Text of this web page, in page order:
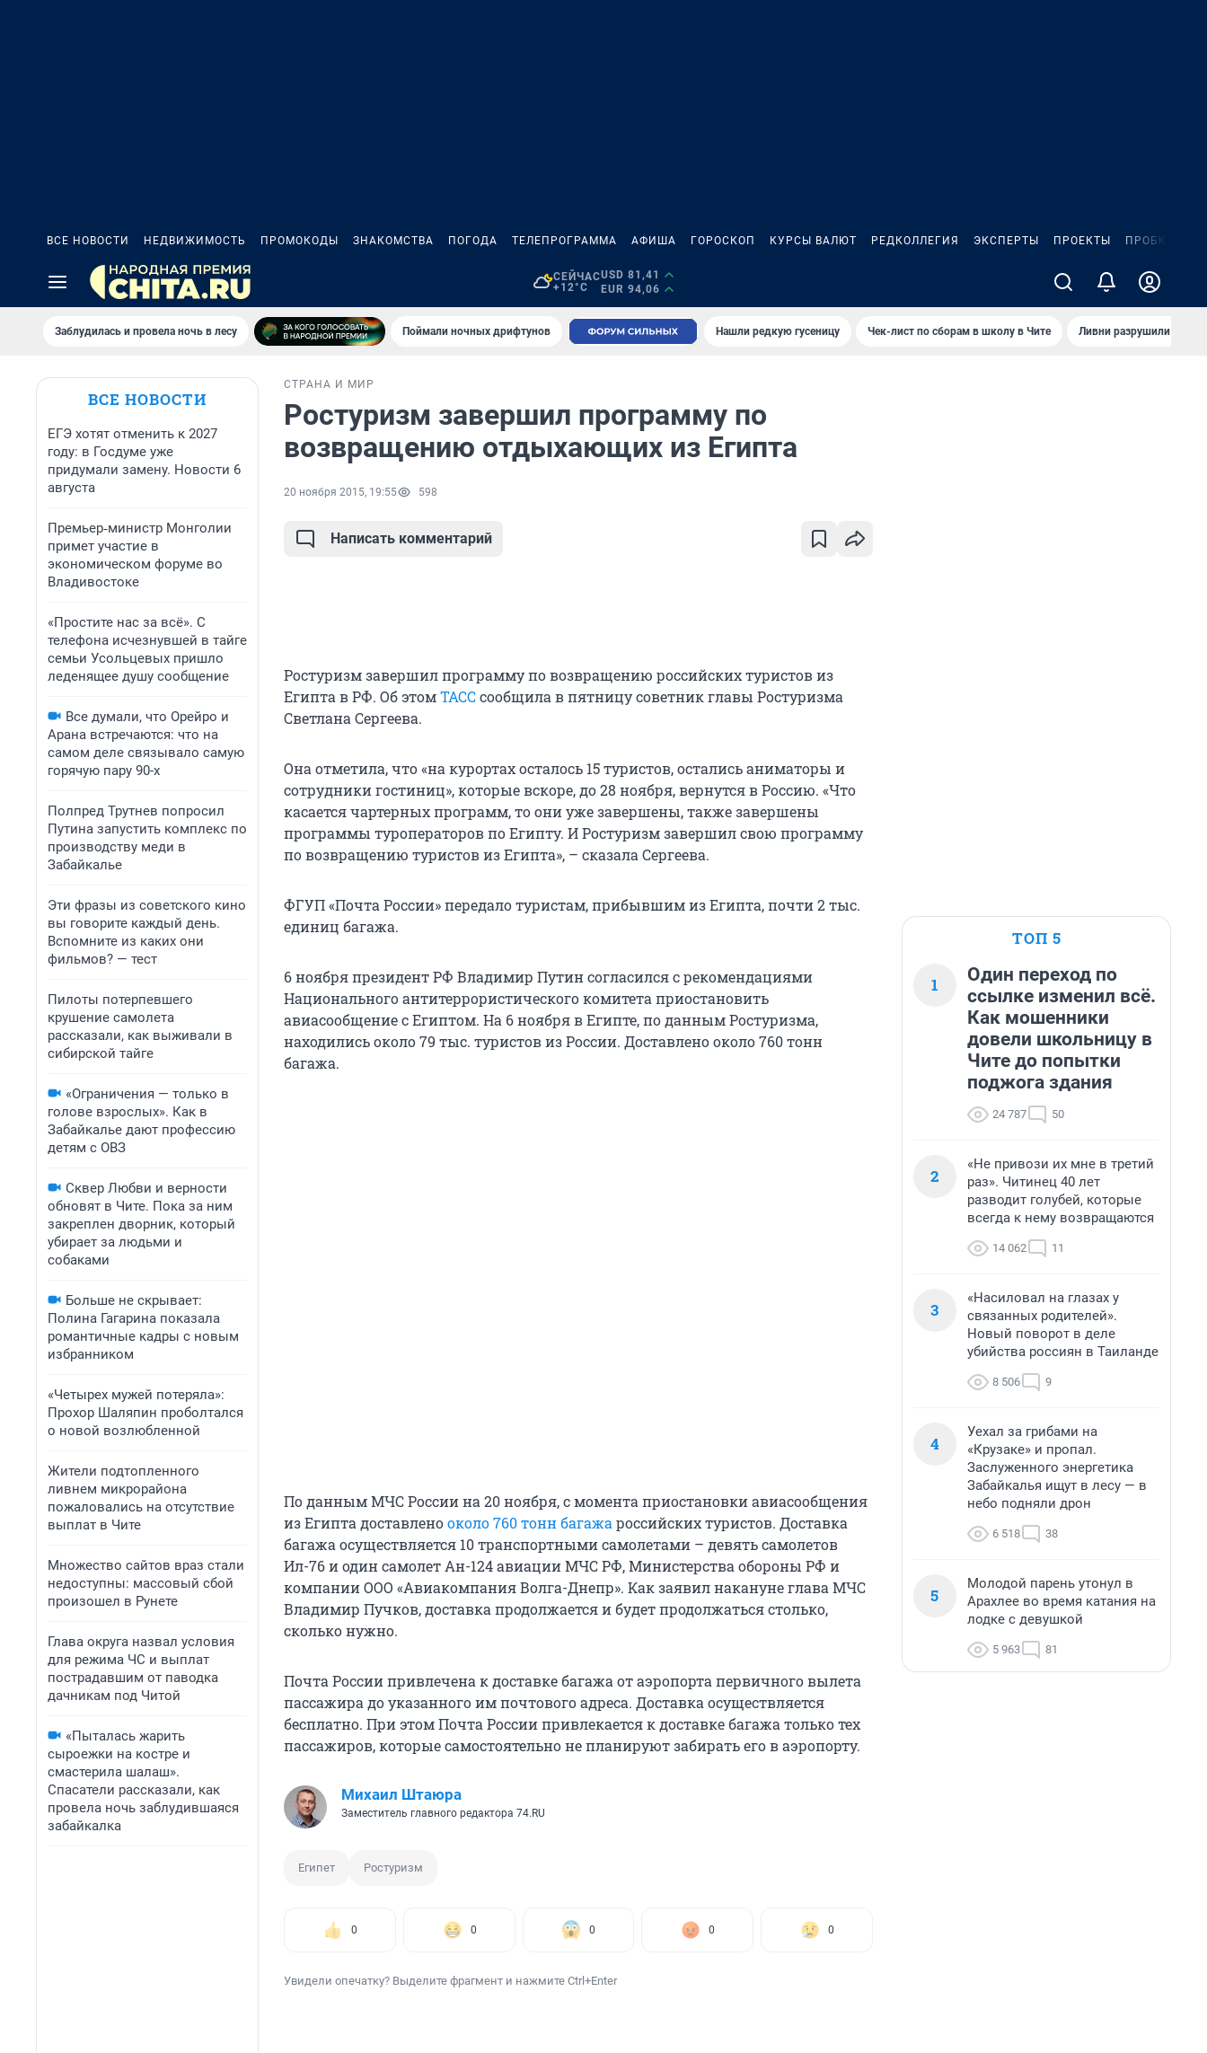
ВСЕ НОВОСТИ НЕДВИЖИМОСТЬ ПРОМОКОДЫ ЗНАКОМСТВА ПОГОДА ТЕЛЕПРОГРАММА АФИША ГОРОСКОП КУРСЫ ВАЛЮТ РЕДКОЛЛЕГИЯ ЭКСПЕРТЫ ПРОЕКТЫ ПРОБКИ
СЕЙЧАС
+12°C
USD 81,41
EUR 94,06
Заблудилась и провела ночь в лесу Поймали ночных дрифтунов Нашли редкую гусеницу Чек-лист по сборам в школу в Чите Ливни разрушили
ВСЕ НОВОСТИ
ЕГЭ хотят отменить к 2027
году: в Госдуме уже
придумали замену. Новости 6
августа
Премьер‑министр Монголии
примет участие в
экономическом форуме во
Владивостоке
«Простите нас за всё». С
телефона исчезнувшей в тайге
семьи Усольцевых пришло
леденящее душу сообщение
Все думали, что Орейро и
Арана встречаются: что на
самом деле связывало самую
горячую пару 90-х
Полпред Трутнев попросил
Путина запустить комплекс по
производству меди в
Забайкалье
Эти фразы из советского кино
вы говорите каждый день.
Вспомните из каких они
фильмов? — тест
Пилоты потерпевшего
крушение самолета
рассказали, как выживали в
сибирской тайге
«Ограничения — только в
голове взрослых». Как в
Забайкалье дают профессию
детям с ОВЗ
Сквер Любви и верности
обновят в Чите. Пока за ним
закреплен дворник, который
убирает за людьми и
собаками
Больше не скрывает:
Полина Гагарина показала
романтичные кадры с новым
избранником
«Четырех мужей потеряла»:
Прохор Шаляпин проболтался
о новой возлюбленной
Жители подтопленного
ливнем микрорайона
пожаловались на отсутствие
выплат в Чите
Множество сайтов враз стали
недоступны: массовый сбой
произошел в Рунете
Глава округа назвал условия
для режима ЧС и выплат
пострадавшим от паводка
дачникам под Читой
«Пыталась жарить
сыроежки на костре и
смастерила шалаш».
Спасатели рассказали, как
провела ночь заблудившаяся
забайкалка
СТРАНА И МИР
Ростуризм завершил программу по
возвращению отдыхающих из Египта
20 ноября 2015, 19:55 598
Написать комментарий
Ростуризм завершил программу по возвращению российских туристов из
Египта в РФ. Об этомТАССсообщила в пятницу советник главы Ростуризма
Светлана Сергеева.
Она отметила, что «на курортах осталось 15 туристов, остались аниматоры и
сотрудники гостиниц», которые вскоре, до 28 ноября, вернутся в Россию. «Что
касается чартерных программ, то они уже завершены, также завершены
программы туроператоров по Египту. И Ростуризм завершил свою программу
по возвращению туристов из Египта», – сказала Сергеева.
ФГУП «Почта России» передало туристам, прибывшим из Египта, почти 2 тыс.
единиц багажа.
6 ноября президент РФ Владимир Путин согласился с рекомендациями
Национального антитеррористического комитета приостановить
авиасообщение с Египтом. На 6 ноября в Египте, по данным Ростуризма,
находились около 79 тыс. туристов из России. Доставлено около 760 тонн
багажа.
По данным МЧС России на 20 ноября, с момента приостановки авиасообщения
из Египта доставленооколо 760 тонн багажа российских туристов. Доставка
багажа осуществляется 10 транспортными самолетами – девять самолетов
Ил-76 и один самолет Ан-124 авиации МЧС РФ, Министерства обороны РФ и
компании ООО «Авиакомпания Волга-Днепр». Как заявил накануне глава МЧС
Владимир Пучков, доставка продолжается и будет продолжаться столько,
сколько нужно.
Почта России привлечена к доставке багажа от аэропорта первичного вылета
пассажира до указанного им почтового адреса. Доставка осуществляется
бесплатно. При этом Почта России привлекается к доставке багажа только тех
пассажиров, которые самостоятельно не планируют забирать его в аэропорту.
Михаил Штаюра
Заместитель главного редактора 74.RU
Египет Ростуризм
0 0 0 0 0
Увидели опечатку? Выделите фрагмент и нажмите Ctrl+Enter
ТОП 5
1
Один переход по
ссылке изменил всё.
Как мошенники
довели школьницу в
Чите до попытки
поджога здания
24 787 50
2
«Не привози их мне в третий
раз». Читинец 40 лет
разводит голубей, которые
всегда к нему возвращаются
14 062 11
3
«Насиловал на глазах у
связанных родителей».
Новый поворот в деле
убийства россиян в Таиланде
8 506 9
4
Уехал за грибами на
«Крузаке» и пропал.
Заслуженного энергетика
Забайкалья ищут в лесу — в
небо подняли дрон
6 518 38
5
Молодой парень утонул в
Арахлее во время катания на
лодке с девушкой
5 963 81